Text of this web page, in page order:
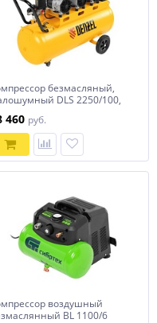
безмасляный,
DLS 2250/100,
блок управления/ Denzel
460 руб.
воздушный
BL 1100/6